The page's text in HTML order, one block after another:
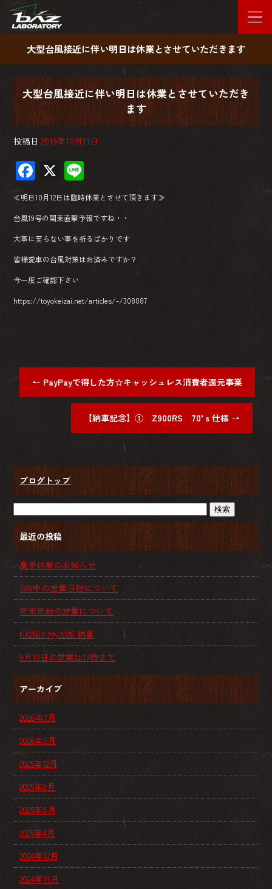
大型台風接近に伴い明日は休業とさせていただきます
大型台風接近に伴い明日は休業とさせていただき
ます
投稿日 2019年10月11日
F
ac
e
b
o
ok
X
ne
≪明日10月12日は臨時休業とさせて頂きます≫
台風19号の関東直撃予報ですね・・
大事に至らない事を祈るばかりです
皆様愛車の台風対策はお済みですか？
今一度ご確認下さい
https://toyokeizai.net/articles/-/308087
← PayPayで得した方☆キャッシュレス消費者還元事業
【納車記念】① Z900RS 70’ｓ仕様 →
ブログトップ
最近の投稿
夏季休業のお知らせ
GW中の営業日程について
年末年始の営業について
KX250X My2026 納車
9月13日の営業は17時まで
アーカイブ
2026年7月
2026年5月
2025年12月
2025年9月
2025年8月
2025年4月
2024年12月
2024年11月